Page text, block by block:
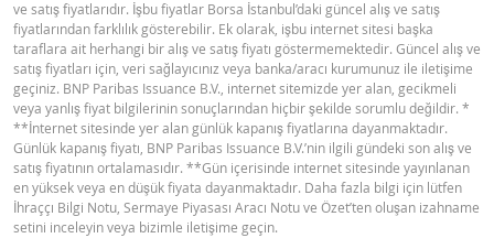
BNPP SPK ONAYLI SERMAYE PIYASASI
ARACI NOTU (12 MAYIS 2026 IHRACI) 1
BNPP SPK ONAYLI SERMAYE PIYASASI
ARACI NOTU (12 MAYIS 2026 IHRACI) 2
PDF
FIYAT BILGISI
ve satış fiyatlarıdır. İşbu fiyatlar Borsa İstanbul’daki güncel alış ve satış
fiyatlarından farklılık gösterebilir. Ek olarak, işbu internet sitesi başka
taraflara ait herhangi bir alış ve satış fiyatı göstermemektedir. Güncel alış ve
satış fiyatları için, veri sağlayıcınız veya banka/aracı kurumunuz ile iletişime
geçiniz. BNP Paribas Issuance B.V., internet sitemizde yer alan, gecikmeli
veya yanlış fiyat bilgilerinin sonuçlarından hiçbir şekilde sorumlu değildir. *
**İnternet sitesinde yer alan günlük kapanış fiyatlarına dayanmaktadır.
Günlük kapanış fiyatı, BNP Paribas Issuance B.V.’nin ilgili gündeki son alış ve
satış fiyatının ortalamasıdır. **Gün içerisinde internet sitesinde yayınlanan
en yüksek veya en düşük fiyata dayanmaktadır. Daha fazla bilgi için lütfen
İhraççı Bilgi Notu, Sermaye Piyasası Aracı Notu ve Özet’ten oluşan izahname
setini inceleyin veya bizimle iletişime geçin.